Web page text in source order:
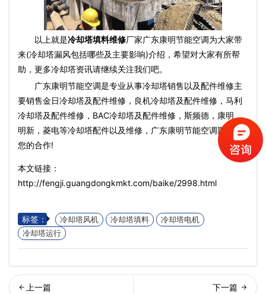
以上就是冷却塔填料维修厂家广东康明节能空调为大家带
来(冷却塔漏风包括哪些及主要影响)介绍，希望对大家有所帮
助，更多冷却塔资讯请继续关注我们吧。
广东康明节能空调是专业从事冷却塔销售以及配件维修主
要销售金日冷却塔及配件维修，良机冷却塔及配件维修，马利
冷却塔及配件维修，BAC冷却塔及配件维修，斯频德，康明，
明新，菱电等冷却塔配件以及维修，广东康明节能空调期待与
您的合作!
本文链接：
http://fengji.guangdongkmkt.com/baike/2998.html
标签： 冷却塔风机 冷却塔填料
冷却塔电机
冷却塔运行